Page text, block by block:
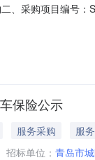
、采购项目编号
:0532-87866488
保险公示
服务采购
服务
招标单位： 青岛市